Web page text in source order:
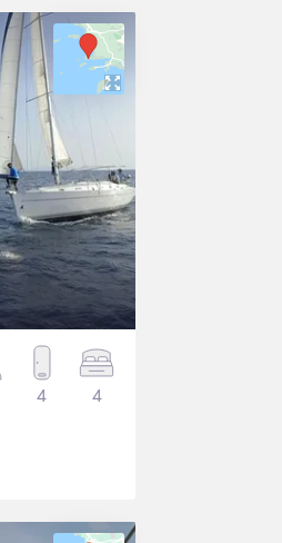
4 4